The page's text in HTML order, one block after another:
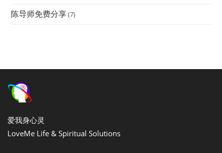
陈导师免费分享(7)
爱我身心灵
LoveMe Life & Spiritual Solutions